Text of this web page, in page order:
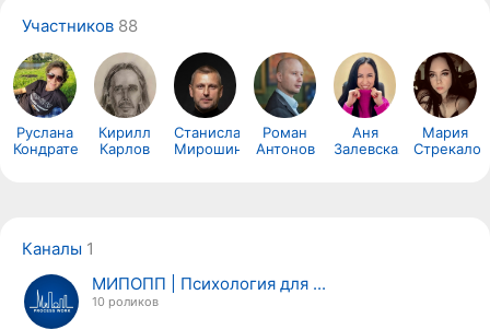
Участников 88
Руслана
Кондратенкова
Кирилл
Карлов
Станислав
Мирошин
Роман
Антонов
Аня
Залевская
Мария
Каналы 1
МИПОПП | Психология для ...
10 роликов